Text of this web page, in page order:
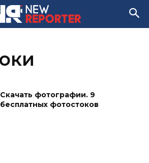
Скачать фотографии. 9
бесплатных фотостоков